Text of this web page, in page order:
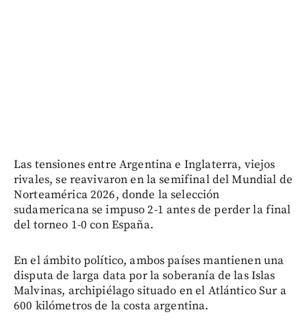
Las tensiones entre Argentina e Inglaterra, viejos
rivales, se reavivaron en la semifinal del Mundial de
Norteamérica 2026, donde la selección
sudamericana se impuso 2-1 antes de perder la final
del torneo 1-0 con España.
En el ámbito político, ambos países mantienen una
disputa de larga data por la soberanía de las Islas
Malvinas, archipiélago situado en el Atlántico Sur a
600 kilómetros de la costa argentina.